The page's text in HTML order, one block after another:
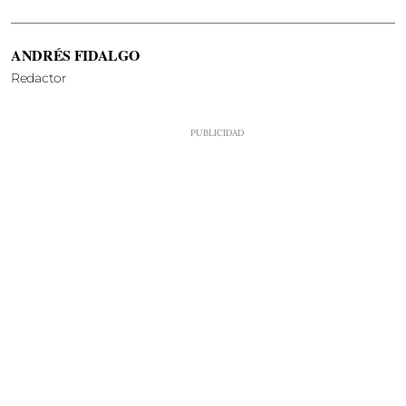
ANDRÉS FIDALGO
Redactor